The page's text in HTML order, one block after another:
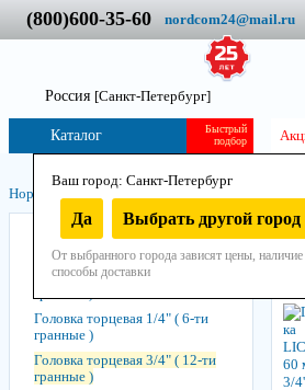
(800)600-35-60 nordcom24@mail.ru
Россия [Санкт-Петербург]
Ваш город: Санкт-Петербург
Да Выбрать другой город
От выбранного города зависят цены, наличие
способы доставки
Быстрый
подбор
Каталог
Нордком Инструмент Ручной / Торцевой
Головка торцевая 1" ( 6-ти
гранные )
Головка торцевая 1/2" ( 6-ти
Головка торцевая 1/4" ( 6-ти
гранные )
Головка торцевая 3/4" ( 12-ти
гранные )